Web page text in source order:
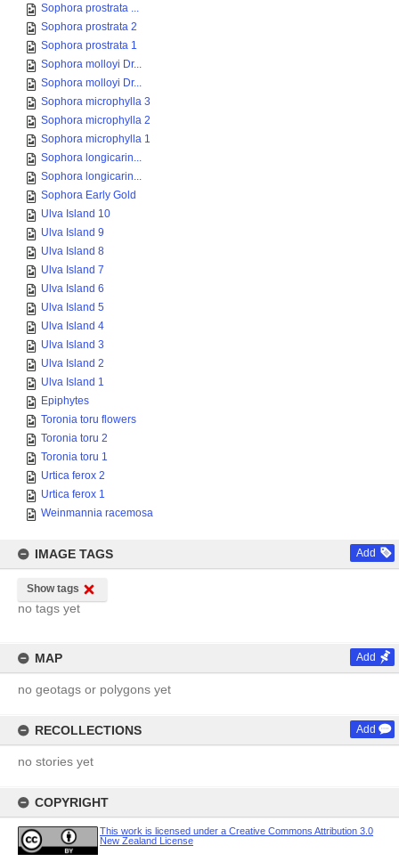
Sophora prostrata ...
Sophora prostrata 2
Sophora prostrata 1
Sophora molloyi Dr...
Sophora molloyi Dr...
Sophora microphylla 3
Sophora microphylla 2
Sophora microphylla 1
Sophora longicarin...
Sophora longicarin...
Sophora Early Gold
Ulva Island 10
Ulva Island 9
Ulva Island 8
Ulva Island 7
Ulva Island 6
Ulva Island 5
Ulva Island 4
Ulva Island 3
Ulva Island 2
Ulva Island 1
Epiphytes
Toronia toru flowers
Toronia toru 2
Toronia toru 1
Urtica ferox 2
Urtica ferox 1
Weinmannia racemosa
IMAGE TAGS Add
Show tags
no tags yet
MAP Add
no geotags or polygons yet
RECOLLECTIONS Add
no stories yet
COPYRIGHT
This work is licensed under a Creative Commons Attribution 3.0
New Zealand License